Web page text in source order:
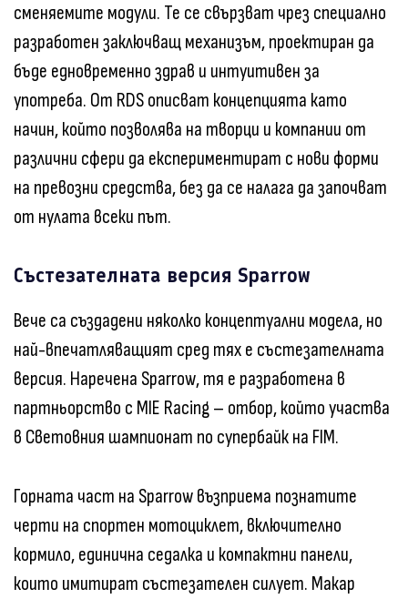
сменяемите модули. Те се свързват чрез специално
разработен заключващ механизъм, проектиран да
бъде едновременно здрав и интуитивен за
употреба. От RDS описват концепцията като
начин, който позволява на творци и компании от
различни сфери да експериментират с нови форми
на превозни средства, без да се налага да започват
от нулата всеки път.
Състезателната версия Sparrow
Вече са създадени няколко концептуални модела, но
най-впечатляващият сред тях е състезателната
версия. Наречена Sparrow, тя е разработена в
партньорство с MIE Racing – отбор, който участва
в Световния шампионат по супербайк на FIM.
Горната част на Sparrow възприема познатите
черти на спортен мотоциклет, включително
кормило, единична седалка и компактни панели,
които имитират състезателен силует. Макар